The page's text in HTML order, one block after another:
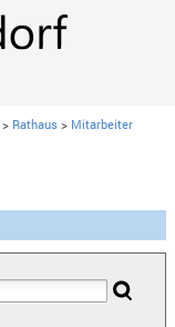
> Rathaus > Mitarbeiter